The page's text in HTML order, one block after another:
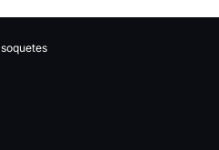
soquetes